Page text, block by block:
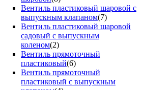
Вентиль пластиковый шаровой с
выпускным клапаном(7)
Вентиль пластиковый шаровой
садовый с выпускным
коленом(2)
Вентиль прямоточный
пластиковый(6)
Вентиль прямоточный
пластиковый с выпускным